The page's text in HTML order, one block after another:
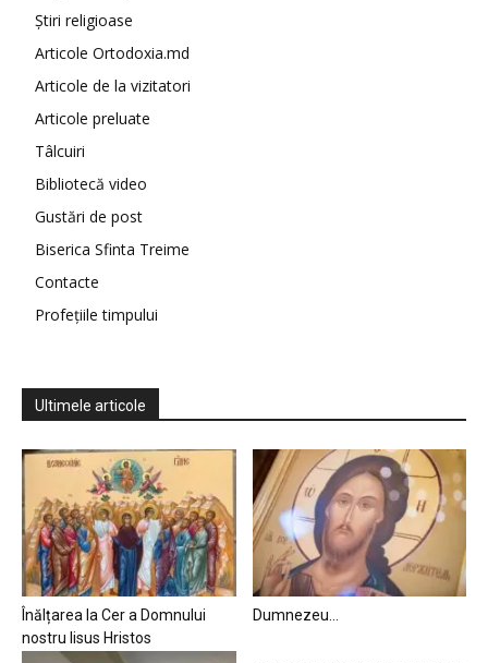
Știri religioase
Articole Ortodoxia.md
Articole de la vizitatori
Articole preluate
Tâlcuiri
Bibliotecă video
Gustări de post
Biserica Sfinta Treime
Contacte
Profețiile timpului
Ultimele articole
Înălțarea la Cer a Domnului
nostru Iisus Hristos
Dumnezeu…